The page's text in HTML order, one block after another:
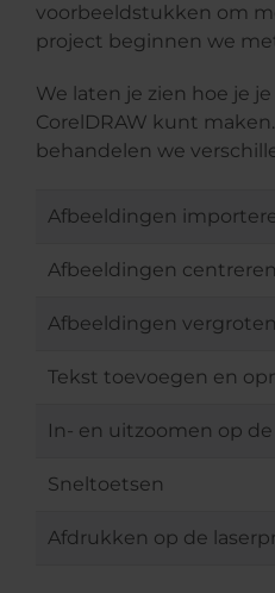
voorbeeldstukken om
project beginnen we
We laten je zien hoe je
CorelDRAW kunt
behandelen we
Afbeeldingen
Afbeeldingen centreren
Afbeeldingen
Tekst toevoegen en
In- en uitzoomen op
Sneltoetsen
Afdrukken op de